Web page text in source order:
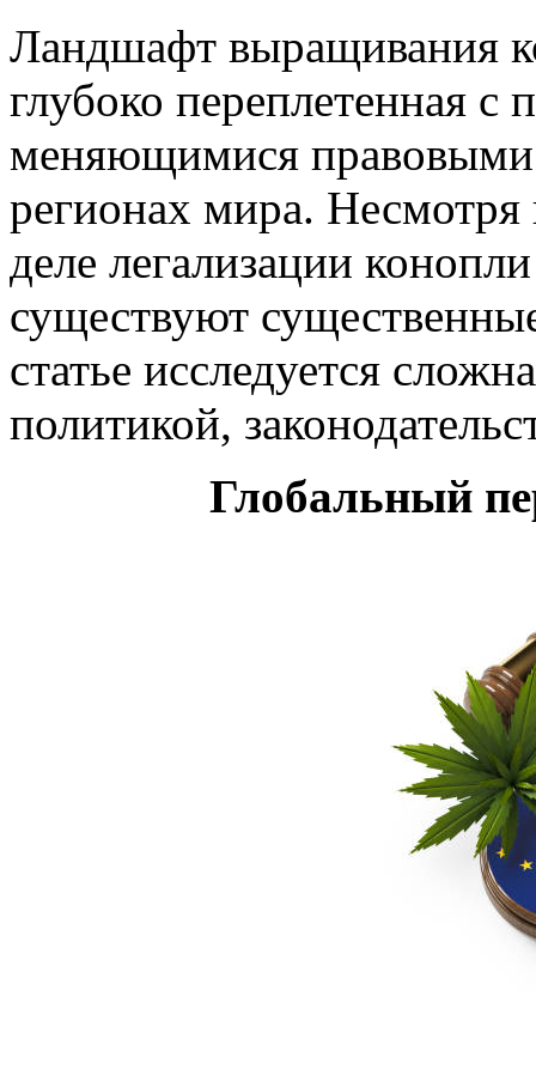
Ландшафт выращивания
глубоко переплетенная с
меняющимися
регионах мира. Несмотря
деле легализации
существуют
статье исследуется
политикой,
Глобальный